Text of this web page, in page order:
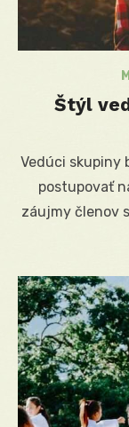
Štýl
Vedúci skupiny
postupovať
záujmy členov